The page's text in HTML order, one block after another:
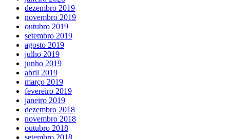
dezembro 2019
novembro 2019
outubro 2019
setembro 2019
agosto 2019
julho 2019
junho 2019
abril 2019
março 2019
fevereiro 2019
janeiro 2019
dezembro 2018
novembro 2018
outubro 2018
setembro 2018